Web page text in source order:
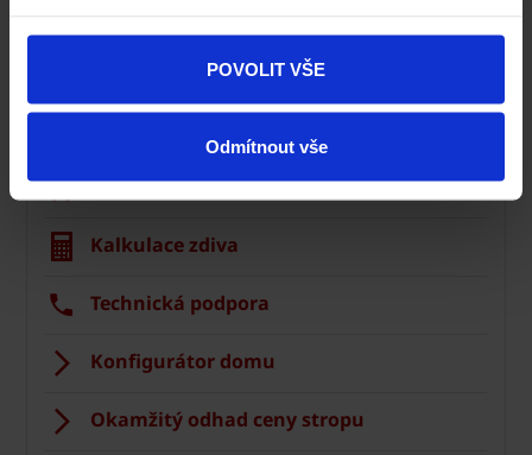
POVOLIT VŠE
Odmítnout vše
Zdivo Porotherm
Ceník Porotherm
Kalkulace zdiva
Technická podpora
Konfigurátor domu
Okamžitý odhad ceny stropu